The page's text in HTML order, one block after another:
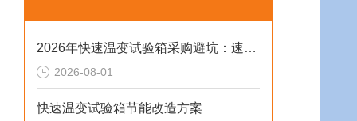
2026年快速温变试验箱采购避坑：速率、工况与合规选型逻辑
2026-08-01
快速温变试验箱节能改造方案